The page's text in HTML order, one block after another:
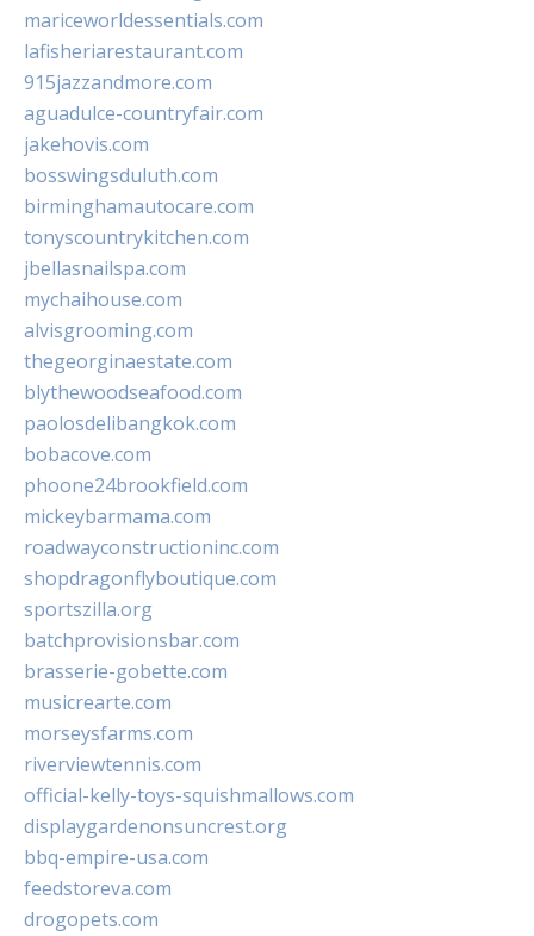
mariceworldessentials.com
lafisheriarestaurant.com
915jazzandmore.com
aguadulce-countryfair.com
jakehovis.com
bosswingsduluth.com
birminghamautocare.com
tonyscountrykitchen.com
jbellasnailspa.com
mychaihouse.com
alvisgrooming.com
thegeorginaestate.com
blythewoodseafood.com
paolosdelibangkok.com
bobacove.com
phoone24brookfield.com
mickeybarmama.com
roadwayconstructioninc.com
shopdragonflyboutique.com
sportszilla.org
batchprovisionsbar.com
brasserie-gobette.com
musicrearte.com
morseysfarms.com
riverviewtennis.com
official-kelly-toys-squishmallows.com
displaygardenonsuncrest.org
bbq-empire-usa.com
feedstoreva.com
drogopets.com